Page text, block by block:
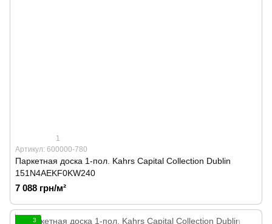
1
Артикул: 600000-780
Паркетная доска 1-пол. Kahrs Capital Collection Dublin
151N4AEKF0KW240
7 088 грн/м²
3